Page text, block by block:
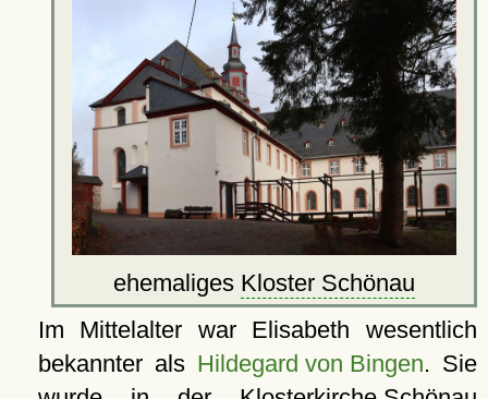
ehemaliges Kloster Schönau
Im Mittelalter war Elisabeth wesentlich
bekannter als Hildegard von Bingen. Sie